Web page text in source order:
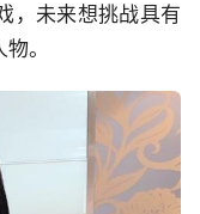
，未来想挑战具有
。